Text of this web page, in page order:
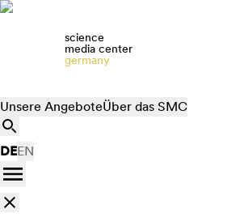
science
media center
germany
Unsere AngeboteÜber das SMC
DEEN